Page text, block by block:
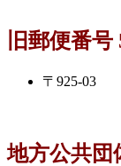
旧郵便番号
〒925-03
地方公共団